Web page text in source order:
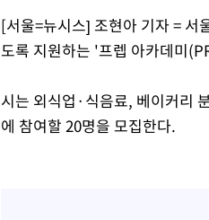
[서울=뉴시스] 조현아 기자 = 서
도록 지원하는 '프렙 아카데미
시는 외식업·식음료, 베이커리
에 참여할 20명을 모집한다.